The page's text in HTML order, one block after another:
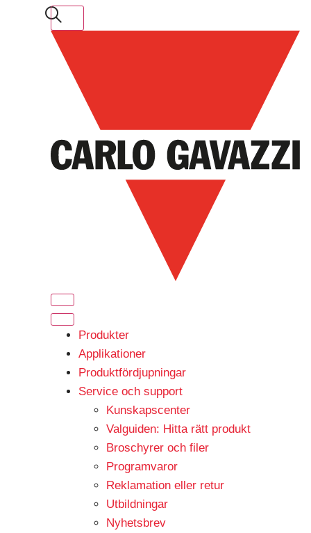
Produkter
Applikationer
Produktfördjupningar
Service och support
Kunskapscenter
Valguiden: Hitta rätt produkt
Broschyrer och filer
Programvaror
Reklamation eller retur
Utbildningar
Nyhetsbrev